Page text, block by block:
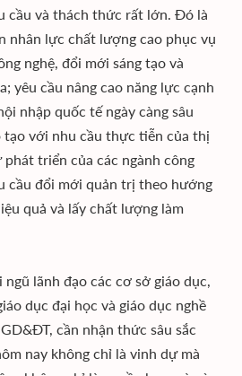
cầu và thách thức rất lớn. Đó là
nhân lực chất lượng cao phục vụ
nghệ, đổi mới sáng tạo và
yêu cầu nâng cao năng lực cạnh
nhập quốc tế ngày càng sâu
tạo với nhu cầu thực tiễn của thị
triển của các ngành công
cầu đổi mới quản trị theo hướng
quả và lấy chất lượng làm
ngũ lãnh đạo các cơ sở giáo dục,
dục đại học và giáo dục nghề
cần nhận thức sâu sắc
nay không chỉ là vinh dự mà